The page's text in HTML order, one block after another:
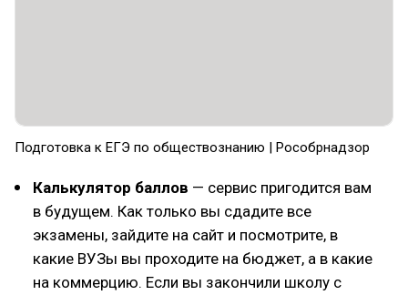
Подготовка к ЕГЭ по обществознанию | Рособрнадзор
Калькулятор баллов — сервис пригодится вам
в будущем. Как только вы сдадите все
экзамены, зайдите на сайт и посмотрите, в
какие ВУЗы вы проходите на бюджет, а в какие
на коммерцию. Если вы закончили школу с